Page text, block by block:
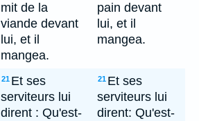
mit de la
viande devant
lui, et il
mangea.
pain devant
lui, et il
mangea.
21 Et ses
serviteurs lui
dirent : Qu'est-
21 Et ses
serviteurs lui
dirent: Qu'est-